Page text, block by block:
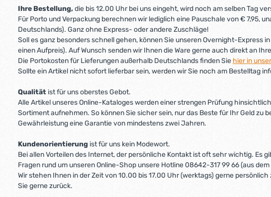
Ihre Bestellung,die bis 12.00 Uhr bei uns eingeht, wird noch am selben Tag
Für Porto und Verpackung berechnen wir lediglich eine Pauschale von € 7,95,
Deutschlands). Ganz ohne Express- oder andere Zuschläge!
Soll es ganz besonders schnell gehen, können Sie unseren Overnight-
einen Aufpreis). Auf Wunsch senden wir Ihnen die Ware gerne auch direkt an
Die Portokosten für Lieferungen außerhalb Deutschlands finden Sie hier in
Sollte ein Artikel nicht sofort lieferbar sein, werden wir Sie noch am Bestelltag
Qualität ist für uns oberstes Gebot.
Alle Artikel unseres Online-Kataloges werden einer strengen Prüfung
Sortiment aufnehmen. So können Sie sicher sein, nur das Beste für Ihr Geld
Gewährleistung eine Garantie von mindestens zwei Jahren.
Kundenorientierung ist für uns kein Modewort.
Bei allen Vorteilen des Internet, der persönliche Kontakt ist oft sehr wichtig. Es
Fragen rund um unseren Online-Shop unsere Hotline 08642-317 99 66 (aus
Wir stehen Ihnen in der Zeit von 10.00 bis 17.00 Uhr (werktags) gerne
Sie gerne zurück.